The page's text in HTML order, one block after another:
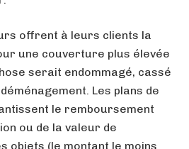
offrent à leurs clients la
une couverture plus élevée
serait endommagé, cassé
Les plans de
le remboursement
ou de la valeur de
objets (le montant le moins